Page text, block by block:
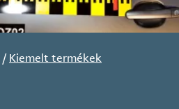
/ Kiemelt termékek